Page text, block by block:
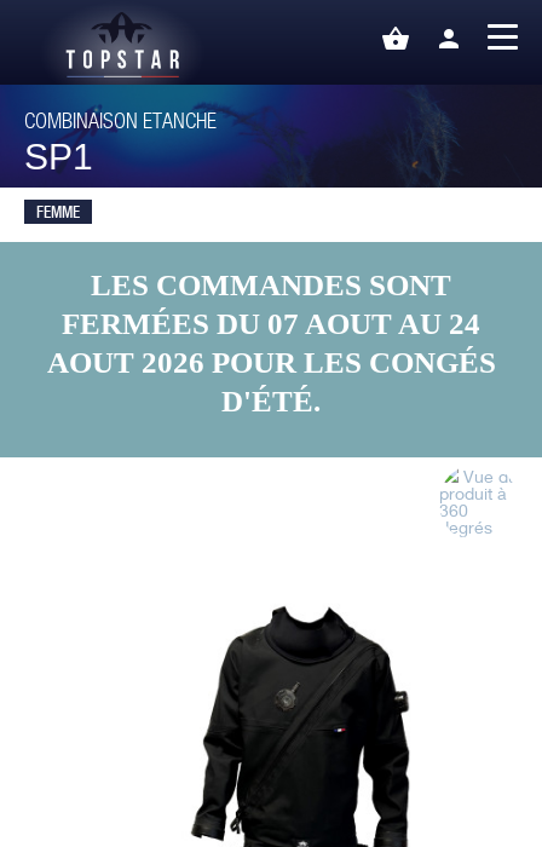
shopping_basket person
COMBINAISON ETANCHE
SP1
FEMME
LES COMMANDES SONT
FERMÉES DU 07 AOUT AU 24
AOUT 2026 POUR LES CONGÉS
D'ÉTÉ.
Vue du
produit à
360
degrés